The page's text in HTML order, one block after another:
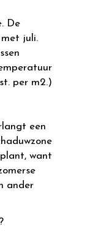
De
juli.
per m2.)
een
want
ander